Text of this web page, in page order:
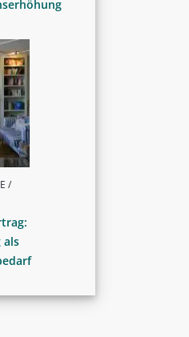
/
als